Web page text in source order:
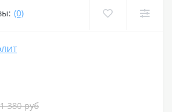
(0)
1 380 руб